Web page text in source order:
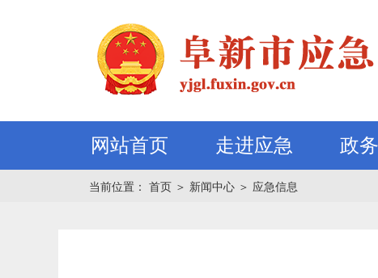
网站首页 走进应急 政
当前位置： 首页 ＞ 新闻中心 ＞ 应急信息